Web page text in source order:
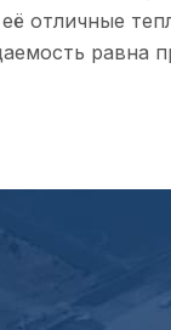
отличные
равна